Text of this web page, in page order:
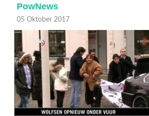
PowNews
05 Oktober 2017